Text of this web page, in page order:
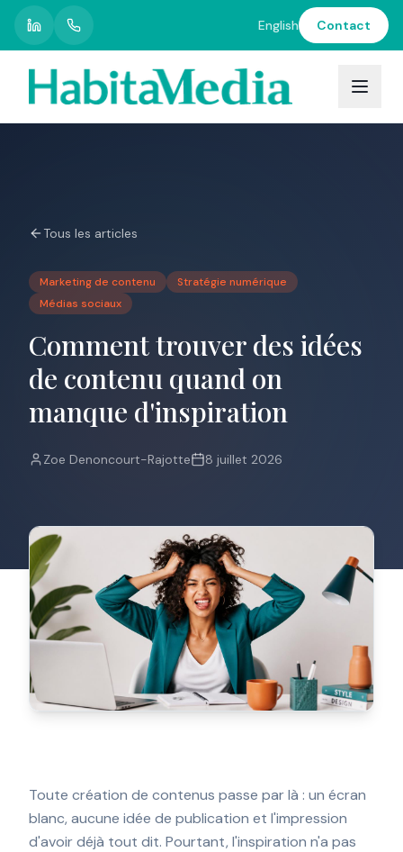
English Contact
Tous les articles
Marketing de contenu
Stratégie numérique
Médias sociaux
Comment trouver des idées
de contenu quand on
manque d'inspiration
Zoe Denoncourt-Rajotte 8 juillet 2026
Toute création de contenus passe par là : un écran
blanc, aucune idée de publication et l'impression
d'avoir déjà tout dit. Pourtant, l'inspiration n'a pas
Restons
en
contact
et
jour
directement
dans
boîte
de
réception.
pas
pourriel.
Courriel
*
S'INSCRIRE